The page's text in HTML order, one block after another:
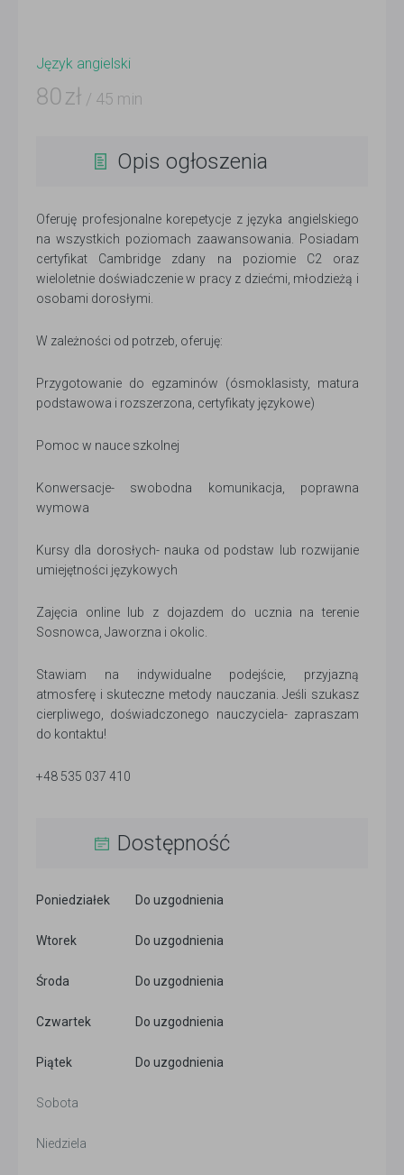
Język angielski
80 zł / 45 min
Opis ogłoszenia
Oferuję profesjonalne korepetycje z języka angielskiego
na wszystkich poziomach zaawansowania. Posiadam
certyfikat Cambridge zdany na poziomie C2 oraz
wieloletnie doświadczenie w pracy z dziećmi, młodzieżą i
osobami dorosłymi.
W zależności od potrzeb, oferuję:
Przygotowanie do egzaminów (ósmoklasisty, matura
podstawowa i rozszerzona, certyfikaty językowe)
Pomoc w nauce szkolnej
Konwersacje- swobodna komunikacja, poprawna
wymowa
Kursy dla dorosłych- nauka od podstaw lub rozwijanie
umiejętności językowych
Zajęcia online lub z dojazdem do ucznia na terenie
Sosnowca, Jaworzna i okolic.
Stawiam na indywidualne podejście, przyjazną
atmosferę i skuteczne metody nauczania. Jeśli szukasz
cierpliwego, doświadczonego nauczyciela- zapraszam
do kontaktu!
+48 535 037 410
Dostępność
Poniedziałek Do uzgodnienia
Wtorek Do uzgodnienia
Środa Do uzgodnienia
Czwartek Do uzgodnienia
Piątek Do uzgodnienia
Sobota
Niedziela